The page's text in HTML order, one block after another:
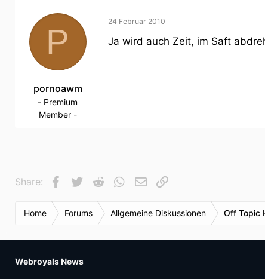
P
pornoawm
- Premium
Member -
24 Februar 2010
Ja wird auch Zeit, im Saft
Share: FacebookTwitterReddit WhatsApp
E-Mail
Home Forums Allgemeine Diskussionen Off Topic
Webroyals News